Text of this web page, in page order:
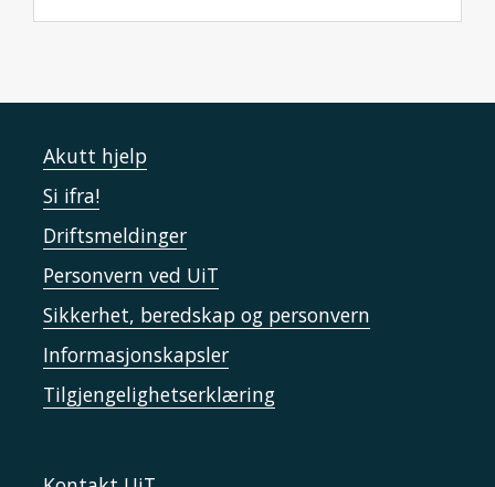
Akutt hjelp
Si ifra!
Driftsmeldinger
Personvern ved UiT
Sikkerhet, beredskap og personvern
Informasjonskapsler
Tilgjengelighetserklæring